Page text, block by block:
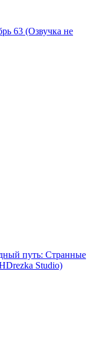
63 (Озвучка не
путь: Странные
Studio)